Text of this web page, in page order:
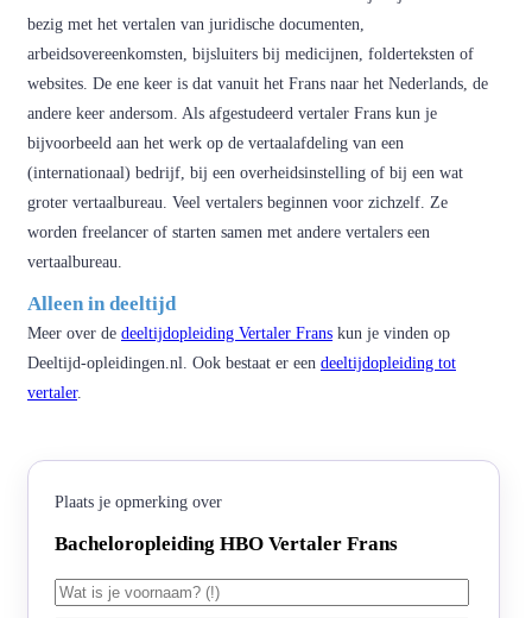
bezig met het vertalen van juridische documenten,
arbeidsovereenkomsten, bijsluiters bij medicijnen, folderteksten of
websites. De ene keer is dat vanuit het Frans naar het Nederlands, de
andere keer andersom. Als afgestudeerd vertaler Frans kun je
bijvoorbeeld aan het werk op de vertaalafdeling van een
(internationaal) bedrijf, bij een overheidsinstelling of bij een wat
groter vertaalbureau. Veel vertalers beginnen voor zichzelf. Ze
worden freelancer of starten samen met andere vertalers een
vertaalbureau.
Alleen in deeltijd
Meer over de deeltijdopleiding Vertaler Frans kun je vinden op
Deeltijd-opleidingen.nl. Ook bestaat er een deeltijdopleiding tot
vertaler.
Plaats je opmerking over
Bacheloropleiding HBO Vertaler Frans